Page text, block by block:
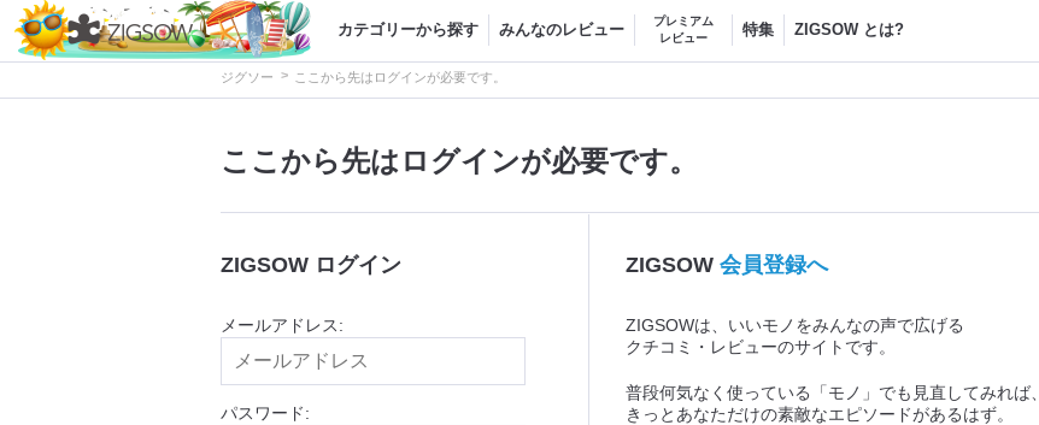
カテゴリーから探す みんなのレビュー
プレミアム
レビュー
特集 ZIGSOW とは?
ジグソー > ここから先はログインが必要です。
ここから先はログインが必要です。
ZIGSOW ログイン
メールアドレス:
パスワード:
ZIGSOW 会員登録へ
ZIGSOWは、いいモノをみんなの声で広げる
クチコミ・レビューのサイトです。
普段何気なく使っている「モノ」でも見直してみれば、
きっとあなただけの素敵なエピソードがあるはず。